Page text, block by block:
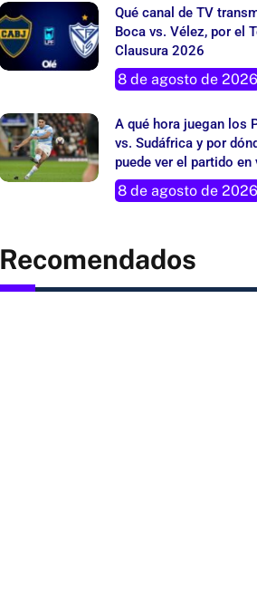
Qué canal de TV
Boca vs. Vélez, por el
Clausura 2026
8 de agosto de 2026
A qué hora juegan los
vs. Sudáfrica y por
puede ver el partido en
8 de agosto de 2026
Recomendados